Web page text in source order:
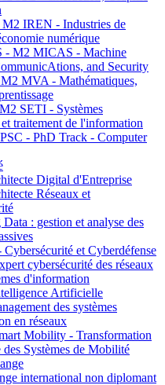
IREN - Industries de
numérique
- M2 MICAS - Machine
and Security
MVA - Mathématiques,
SETI - Systèmes
traitement de l'information
- PhD Track - Computer
Digital d'Entreprise
Réseaux et
: gestion et analyse des
et Cyberdéfense
cybersécurité des réseaux
d'information
Artificielle
des systèmes
en réseaux
Mobility - Transformation
Systèmes de Mobilité
international non diplomant